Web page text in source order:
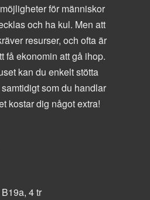
för människor
och ha kul. Men att
resurser, och ofta är
få ekonomin att gå ihop.
kan du enkelt stötta
som du handlar
kostar dig något extra!
4 tr